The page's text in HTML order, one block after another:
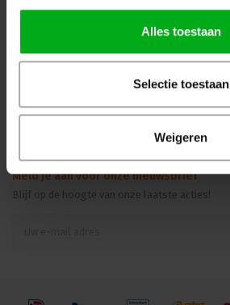
Alles toestaan
Selectie toestaan
Weigeren
Veilig winkelen
Meld je aan voor onze nieuwsbrief
Blijf op de hoogte van onze laatste acties!